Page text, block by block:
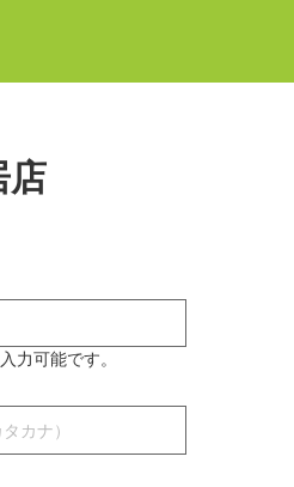
店
力可能です。